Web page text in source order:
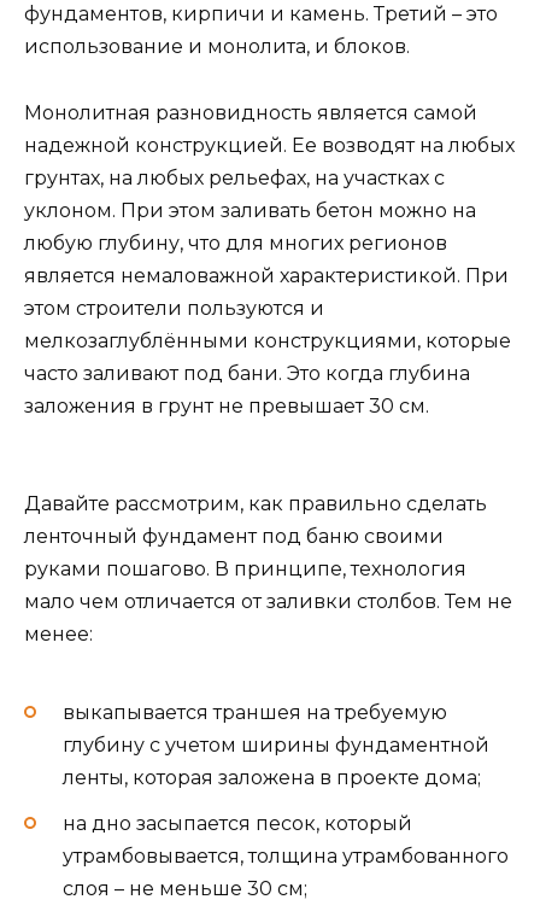
фундаментов, кирпичи и камень. Третий – это
использование и монолита, и блоков.
Монолитная разновидность является самой
надежной конструкцией. Ее возводят на любых
грунтах, на любых рельефах, на участках с
уклоном. При этом заливать бетон можно на
любую глубину, что для многих регионов
является немаловажной характеристикой. При
этом строители пользуются и
мелкозаглублёнными конструкциями, которые
часто заливают под бани. Это когда глубина
заложения в грунт не превышает 30 см.
Давайте рассмотрим, как правильно сделать
ленточный фундамент под баню своими
руками пошагово. В принципе, технология
мало чем отличается от заливки столбов. Тем не
менее:
выкапывается траншея на требуемую
глубину с учетом ширины фундаментной
ленты, которая заложена в проекте дома;
на дно засыпается песок, который
утрамбовывается, толщина утрамбованного
слоя – не меньше 30 см;